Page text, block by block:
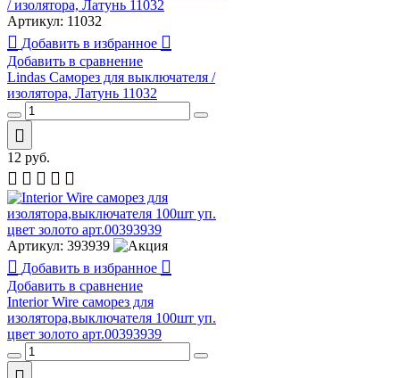
Артикул: 11032
Добавить в избранное
Добавить в сравнение
Lindas Саморез для выключателя /
изолятора, Латунь 11032
12 руб.
Артикул: 393939
Добавить в избранное
Добавить в сравнение
Interior Wire cаморез для
изолятора,выключателя 100шт уп.
цвет золото арт.00393939